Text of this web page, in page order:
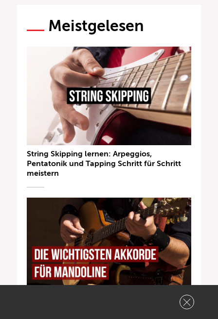
Meistgelesen
String Skipping lernen: Arpeggios,
Pentatonik und Tapping Schritt für Schritt
meistern